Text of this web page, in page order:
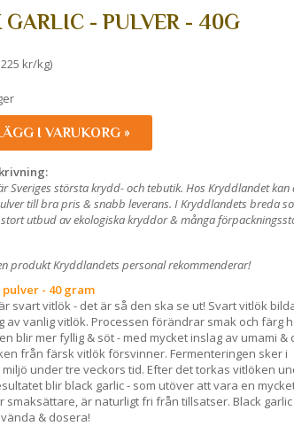
GARLIC - PULVER - 40G
kr/kg)
I VARUKORG »
Sveriges största krydd- och tebutik. Hos Kryddlandet kan
till bra pris & snabb leverans. I Kryddlandets breda
stort utbud av ekologiska kryddor & många
produkt Kryddlandets personal rekommenderar!
- 40 gram
svart vitlök - det är så den ska se ut! Svart vitlök
av vanlig vitlök. Processen förändrar smak och färg
blir mer fyllig & söt - med mycket inslag av umami &
från färsk vitlök försvinner. Fermenteringen sker i
under tre veckors tid. Efter det torkas vitlöken
blir black garlic - som utöver att vara en
smaksättare, är naturligt fri från tillsatser. Black
& dosera!